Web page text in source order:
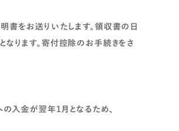
書をお送りいたします。領収書の日
ります。寄付控除のお手続きをさ
入金が翌年1月となるため、